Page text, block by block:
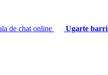
de chat online Ugarte barri